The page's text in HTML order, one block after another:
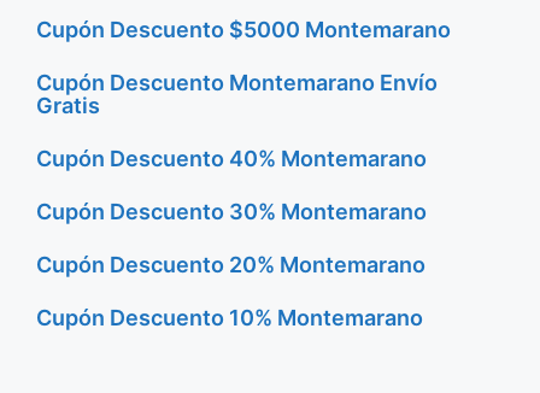
Cupón Descuento $5000 Montemarano
Cupón Descuento Montemarano Envío
Gratis
Cupón Descuento 40% Montemarano
Cupón Descuento 30% Montemarano
Cupón Descuento 20% Montemarano
Cupón Descuento 10% Montemarano